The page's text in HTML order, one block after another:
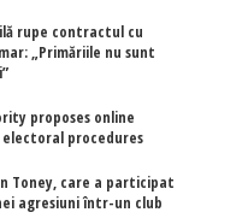
rupe contractul cu
„Primăriile nu sunt
proposes online
procedures
Toney, care a participat
agresiuni într-un club